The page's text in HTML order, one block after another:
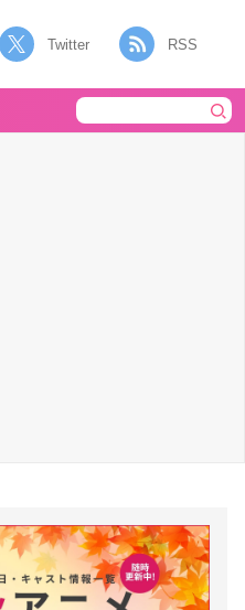
Twitter RSS